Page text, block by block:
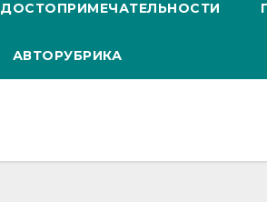
ДОСТОПРИМЕЧАТЕЛЬНОСТИ
АВТОРУБРИКА